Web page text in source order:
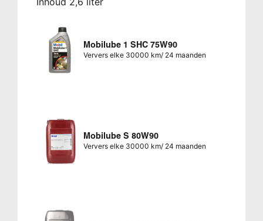
Mobilube 1 SHC 75W90
Ververs elke 30000 km/ 24 maanden
Mobilube S 80W90
Ververs elke 30000 km/ 24 maanden